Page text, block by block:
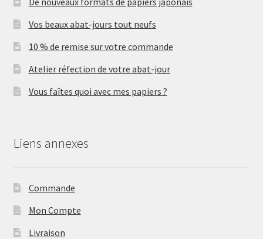
Vos beaux abat-jours tout neufs
10 % de remise sur votre commande
Atelier réfection de votre abat-jour
Vous faîtes quoi avec mes papiers ?
Liens annexes
Commande
Mon Compte
Livraison